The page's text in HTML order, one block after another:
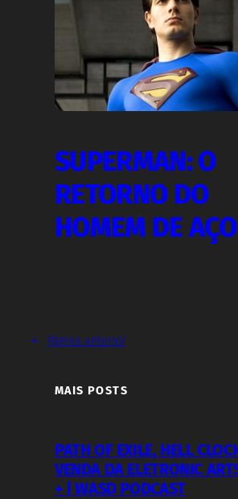
SUPERMAN: O
RETORNO DO
HOMEM DE AÇO
← Página anterior
MAIS POSTS
PATH OF EXILE, HELL
VENDA DA ELETRONIC
+ | WASD PODCAST